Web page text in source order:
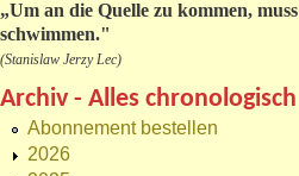
„Um an die Quelle zu kommen,
schwimmen."
(Stanislaw Jerzy Lec)
Archiv - Alles chronologisch
Abonnement bestellen
2026